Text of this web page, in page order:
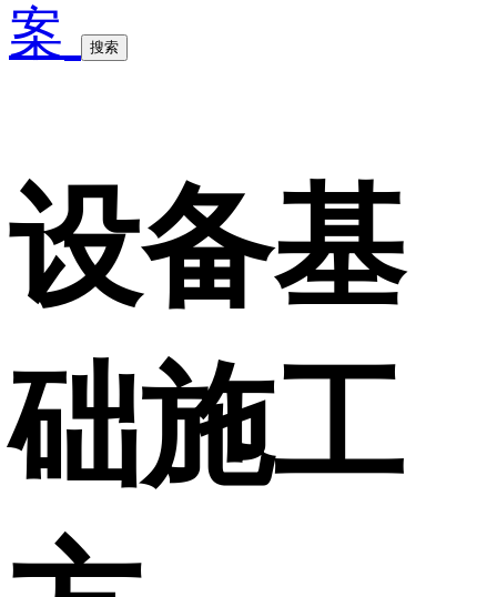
案
搜索
设备基
础施工